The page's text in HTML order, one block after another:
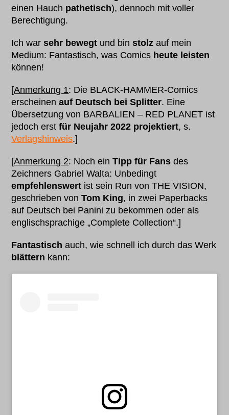
einen Hauch pathetisch), dennoch mit voller
Berechtigung.
Ich warsehr bewegt und binstolz auf mein
Medium: Fantastisch, was Comics heute leisten
können!
[Anmerkung 1: Die BLACK-HAMMER-Comics
erscheinenauf Deutsch bei Splitter. Eine
Übersetzung von BARBALIEN – RED PLANET ist
jedoch erstfür Neujahr 2022 projektiert, s.
Verlagshinweis.]
[Anmerkung 2: Noch einTipp für Fans des
Zeichners Gabriel Walta: Unbedingt
empfehlenswert ist sein Run von THE VISION,
geschrieben vonTom King, in zwei Paperbacks
auf Deutsch bei Panini zu bekommen oder als
englischsprachige „Complete Collection“.]
Fantastisch auch, wie schnell ich durch das Werk
blättern kann: